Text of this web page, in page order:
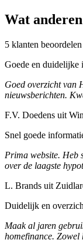
Wat
5 klanten
Goede en duidelijke
Goed overzicht van
nieuwsberichten.
F.V. Doedens uit
Snel goede
Prima website. Heb
over de laagste
L. Brands uit
Duidelijk en
Maak al jaren
homefinance. Zowel